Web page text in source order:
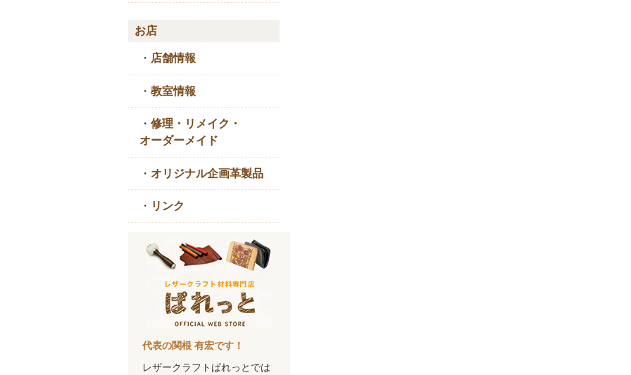
お店
・ 店舗情報
・ 教室情報
・ 修理・リメイク・
オーダーメイド
・ オリジナル企画革製品
・ リンク
代表の関根 有宏です！
レザークラフトぱれっとでは